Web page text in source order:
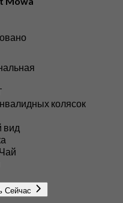
колясок
вид
Сейчас